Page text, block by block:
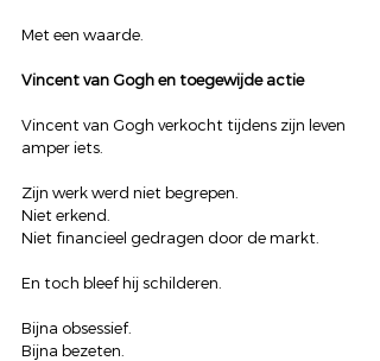
Met een waarde.
Vincent van Gogh en toegewijde actie
Vincent van Gogh verkocht tijdens zijn leven
amper iets.
Zijn werk werd niet begrepen.
Niet erkend.
Niet financieel gedragen door de markt.
En toch bleef hij schilderen.
Bijna obsessief.
Bijna bezeten.